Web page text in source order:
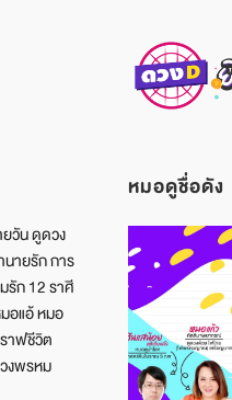
วัน ดูดวง
ายรัก การ
รัก 12 ราศี
อแอ้ หมอ
าฟชีวิต
งพรหม
หมอดูชื่อดัง